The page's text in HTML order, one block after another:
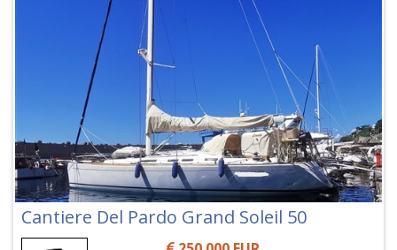
Cantiere Del Pardo Grand Soleil 50